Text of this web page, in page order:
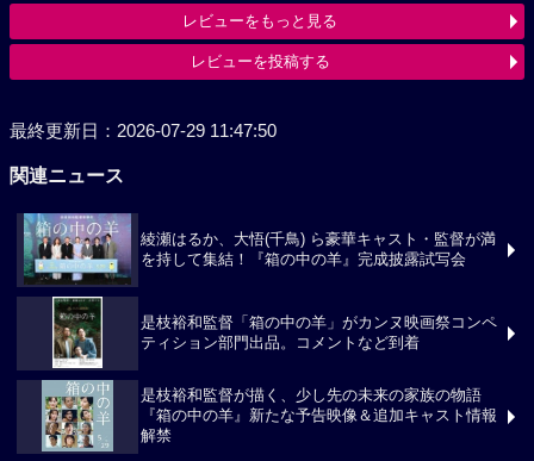
レビューをもっと見る
レビューを投稿する
関連ニュース
綾瀬はるか、大悟(千鳥) ら豪華キャスト・監督が満
を持して集結！『箱の中の羊』完成披露試写会
是枝裕和監督「箱の中の羊」がカンヌ映画祭コンペ
ティション部門出品。コメントなど到着
是枝裕和監督が描く、少し先の未来の家族の物語
『箱の中の羊』新たな予告映像＆追加キャスト情報
解禁